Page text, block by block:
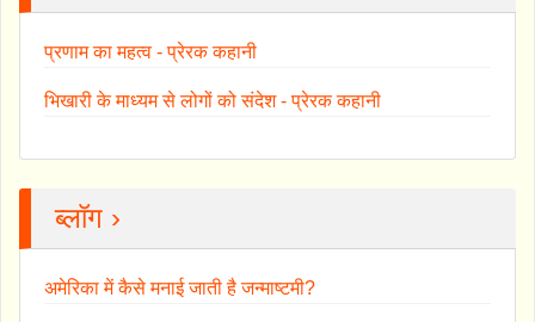
प्रणाम का महत्व - प्रेरक कहानी
भिखारी के माध्यम से लोगों को संदेश - प्रेरक कहानी
ब्लॉग ›
अमेरिका में कैसे मनाई जाती है जन्माष्टमी?